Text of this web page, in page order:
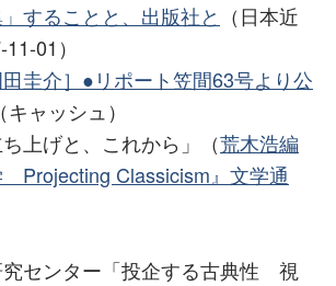
することと、出版社と （日本近
01）
圭介］●リポート笠間63号より公
ャッシュ）
上げと、これから」（荒木浩編
Projecting Classicism』文学通
究センター「投企する古典性 視